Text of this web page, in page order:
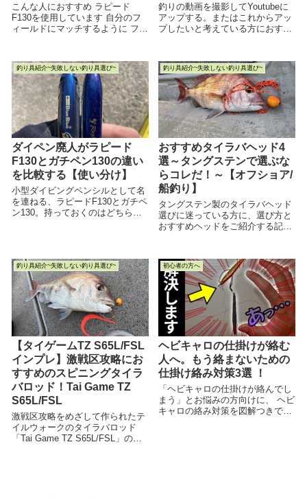
こんな人におすすめ ラピード
F130を使用しています 自分のフ
ィールドにマッチするように フッ
用...
釣りの動画を撮影してYoutubeに
アップする。またはこれからアッ
プしたいと考えている方におすす
抜きでわかりやすく説明していき
ます。
釣り具紹介~失敗しない釣り具選び~
ダイペン廃人がラピード
F130とガチペン130の違い
を比較する【使い分け】
小型ダイビングペンシルとして名
を連ねる、ラピードF130とガチペ
ン130。持っておくのはどちらか
めの内容です。
釣り具紹介~失敗しない釣り具選び~
おすすめタイラバヘッド4
選～タングステンで選ぶな
らコレだ！～【オフショア/
船釣り】
タングステン製のタイラバヘッド
選びに迷っている方に、選び方と
おすすめヘッドをご紹介する記事
釣り具紹介~失敗しない釣り具選び~
【タイゲームTZ S65L/FSL
インプレ】激戦区攻略にお
すすめのスピニングタイラ
バロッド！Tai Game TZ
S65L/FSL
激戦区攻略をめざして作られたテ
イルウォークのタイラバロッド
「Tai Game TZ S65L/FSL」のイ
初心者の方へ
ヘビキャロの仕掛けが絡む
人へ。もう絡まないための
仕掛け絡み対策3選 ！
「ヘビキャロの仕掛けが絡んでし
まう」とお悩みの方向けに、 ヘビ
キャロの絡み対策を図解つきでわ